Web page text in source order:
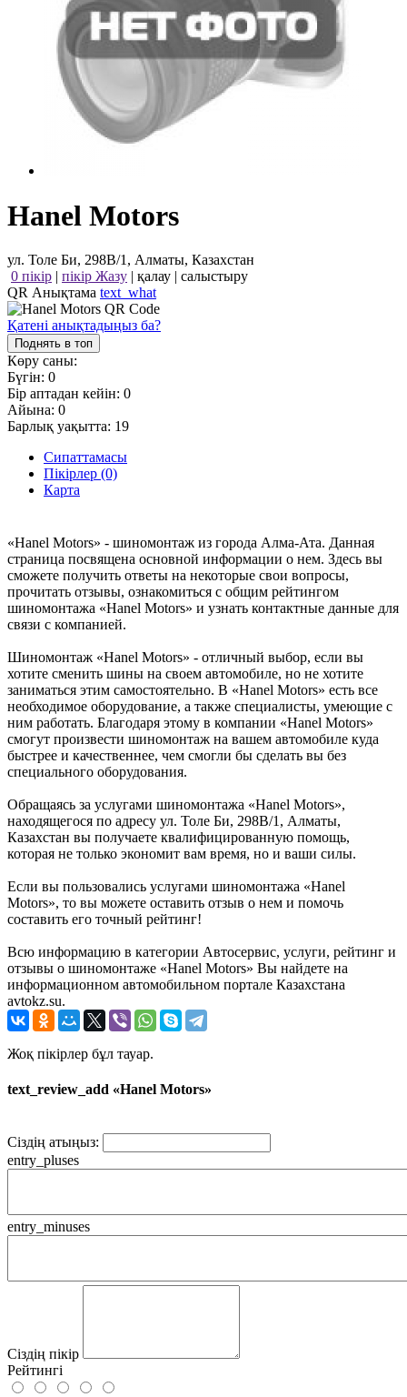
Hanel Motors
ул. Толе Би, 298В/1, Алматы, Казахстан
0 пікір | пікір Жазу | қалау | салыстыру
QR Анықтама text_what
Қатені анықтадыңыз ба?
Поднять в топ
Көру саны:
Бүгін: 0
Бір аптадан кейін: 0
Айына: 0
Барлық уақытта: 19
Сипаттамасы
Пікірлер (0)
Карта
«Hanel Motors» - шиномонтаж из города Алма-Ата. Данная
страница посвящена основной информации о нем. Здесь вы
сможете получить ответы на некоторые свои вопросы,
прочитать отзывы, ознакомиться с общим рейтингом
шиномонтажа «Hanel Motors» и узнать контактные данные для
связи с компанией.
Шиномонтаж «Hanel Motors» - отличный выбор, если вы
хотите сменить шины на своем автомобиле, но не хотите
заниматься этим самостоятельно. В «Hanel Motors» есть все
необходимое оборудование, а также специалисты, умеющие с
ним работать. Благодаря этому в компании «Hanel Motors»
смогут произвести шиномонтаж на вашем автомобиле куда
быстрее и качественнее, чем смогли бы сделать вы без
специального оборудования.
Обращаясь за услугами шиномонтажа «Hanel Motors»,
находящегося по адресу ул. Толе Би, 298В/1, Алматы,
Казахстан вы получаете квалифицированную помощь,
которая не только экономит вам время, но и ваши силы.
Если вы пользовались услугами шиномонтажа «Hanel
Motors», то вы можете оставить отзыв о нем и помочь
составить его точный рейтинг!
Всю информацию в категории Автосервис, услуги, рейтинг и
отзывы о шиномонтаже «Hanel Motors» Вы найдете на
информационном автомобильном портале Казахстана
avtokz.su.
Жоқ пікірлер бұл тауар.
text_review_add «Hanel Motors»
Сіздің атыңыз:
entry_pluses
entry_minuses
Сіздің пікір
Рейтингі